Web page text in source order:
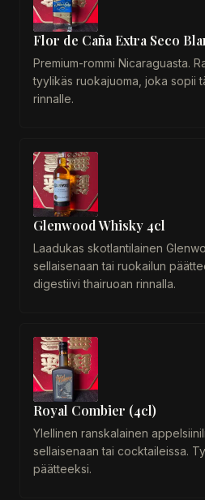
Flor de Caña Extra Seco
Premium-rommi Nicaraguasta.
tyylikäs ruokajuoma, joka sopii
rinnalle.
Glenwood Whisky 4cl
Laadukas skotlantilainen
sellaisenaan tai ruokailun
digestiivi thairuoan rinnalla.
Royal Combier (4cl)
Ylellinen ranskalainen
sellaisenaan tai cocktaileissa.
päätteeksi.